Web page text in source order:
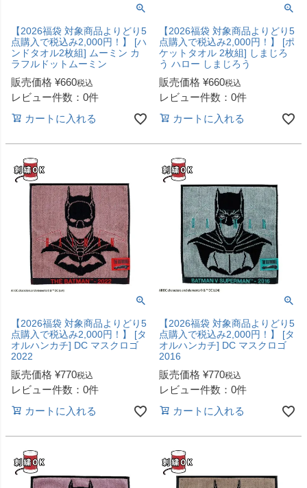
【2026福袋 対象商品よりどり5
点購入で税込み2,000円！】 [ハ
ンドタオル2枚組] ムーミン カ
ラフルドットムーミン
販売価格 ¥660税込
レビュー件数：0件
カートに入れる
【2026福袋 対象商品よりどり5
点購入で税込み2,000円！】 [ポ
ケットタオル 2枚組] しまじろ
う ハロー しまじろう
販売価格 ¥660税込
レビュー件数：0件
カートに入れる
【2026福袋 対象商品よりどり5
点購入で税込み2,000円！】 [タ
オルハンカチ] DC マスクロゴ
2022
販売価格 ¥770税込
レビュー件数：0件
カートに入れる
【2026福袋 対象商品よりどり5
点購入で税込み2,000円！】 [タ
オルハンカチ] DC マスクロゴ
2016
販売価格 ¥770税込
レビュー件数：0件
カートに入れる